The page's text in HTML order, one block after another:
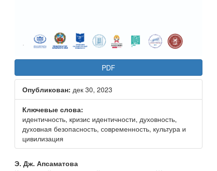
PDF
Опубликован: дек 30, 2023
Ключевые слова:
идентичность, кризис идентичности, духовность,
духовная безопасность, современность, культура и
цивилизация
Основное
Э. Дж. Апсаматова